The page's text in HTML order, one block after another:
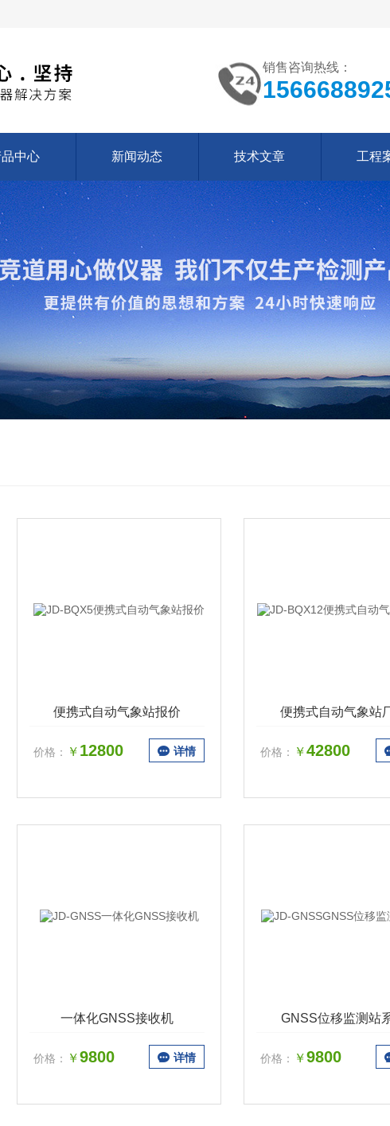
销售咨询热线：
中心 新闻动态 技术文章 工程
便携式自动气象站报价
价格： ￥ 12800 详情
便携式自动气象站
价格： ￥42800
一体化GNSS接收机
价格： ￥9800 详情
GNSS位移监测站
价格： ￥9800